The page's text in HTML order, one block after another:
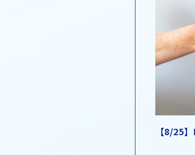
【8/25